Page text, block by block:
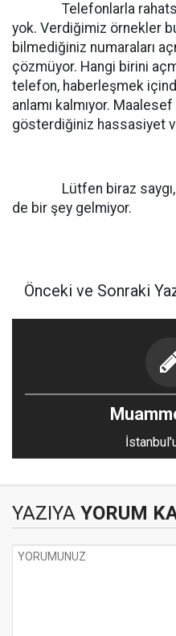
Telefonlarla
yok. Verdiğimiz örnekler
bilmediğiniz numaraları
çözmüyor. Hangi birini
telefon, haberleşmek
anlamı kalmıyor.
gösterdiğiniz hassasiyet
Lütfen biraz
de bir şey gelmiyor.
Önceki ve Sonraki
YAZIYA YORUM